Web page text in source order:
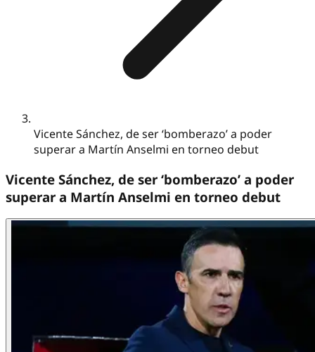
Vicente Sánchez, de ser ‘bomberazo’ a poder
superar a Martín Anselmi en torneo debut
Vicente Sánchez, de ser ‘bomberazo’ a poder
superar a Martín Anselmi en torneo debut